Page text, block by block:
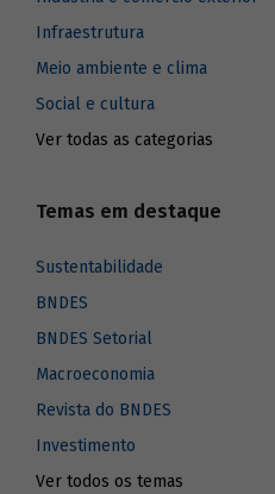
Infraestrutura
Meio ambiente e clima
Social e cultura
Ver todas as categorias
Temas em destaque
Sustentabilidade
BNDES
BNDES Setorial
Macroeconomia
Revista do BNDES
Investimento
Ver todos os temas